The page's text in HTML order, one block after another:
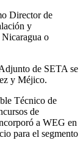
Director de
y
o
de SETA se
y Méjico.
Técnico de
de
a WEG en
para el segmento